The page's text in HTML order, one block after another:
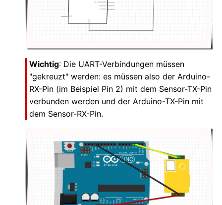
Wichtig: Die UART-Verbindungen müssen
"gekreuzt" werden: es müssen also der Arduino-
RX-Pin (im Beispiel Pin 2) mit dem Sensor-TX-Pin
verbunden werden und der Arduino-TX-Pin mit
dem Sensor-RX-Pin.